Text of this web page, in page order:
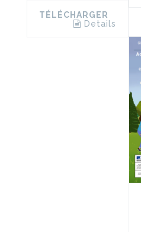
TÉLÉCHARGER
Details